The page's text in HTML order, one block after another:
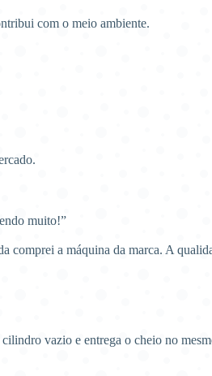
com o meio ambiente.
muito!”
comprei a máquina da marca. A
vazio e entrega o cheio no